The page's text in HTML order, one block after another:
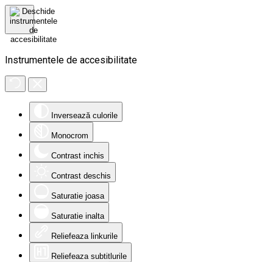
Instrumentele de accesibilitate
Inversează culorile
Monocrom
Contrast inchis
Contrast deschis
Saturatie joasa
Saturatie inalta
Reliefeaza linkurile
Reliefeaza subtitlurile